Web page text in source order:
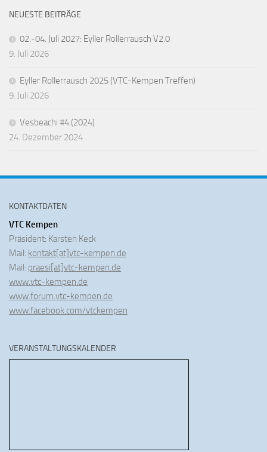
NEUESTE BEITRÄGE
02.-04. Juli 2027: Eyller Rollerrausch V2.0
9. Juli 2026
Eyller Rollerrausch 2025 (VTC-Kempen Treffen)
9. Juli 2026
Vesbeachi #4 (2024)
24. Dezember 2024
KONTAKTDATEN
VTC Kempen
Präsident: Karsten Keck
Mail: kontakt[at]vtc-kempen.de
Mail: praesi[at]vtc-kempen.de
www.vtc-kempen.de
www.forum.vtc-kempen.de
www.facebook.com/vtckempen
VERANSTALTUNGSKALENDER